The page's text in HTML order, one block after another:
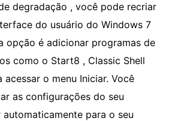
degradação , você pode recriar
do usuário do Windows 7
opção é adicionar programas de
como o Start8 , Classic Shell
o menu Iniciar. Você
as configurações do seu
para o seu